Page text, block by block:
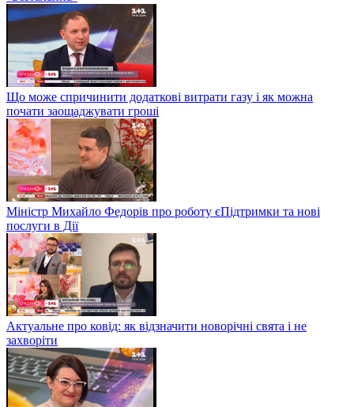
Що може спричинити додаткові витрати газу і як можна
почати заощаджувати гроші
Міністр Михайло Федорів про роботу єПідтримки та нові
послуги в Дії
Актуальне про ковід: як відзначити новорічні свята і не
захворіти